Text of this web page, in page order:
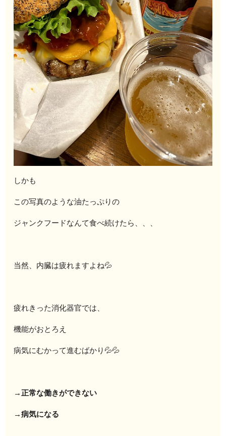
しかも
この写真のような油たっぷりの
ジャンクフードなんて食べ続けたら、、、
当然、内臓は疲れますよね💦
疲れきった消化器官では、
機能がおとろえ
病気にむかって進むばかり💦💦
→正常な働きができない
→病気になる